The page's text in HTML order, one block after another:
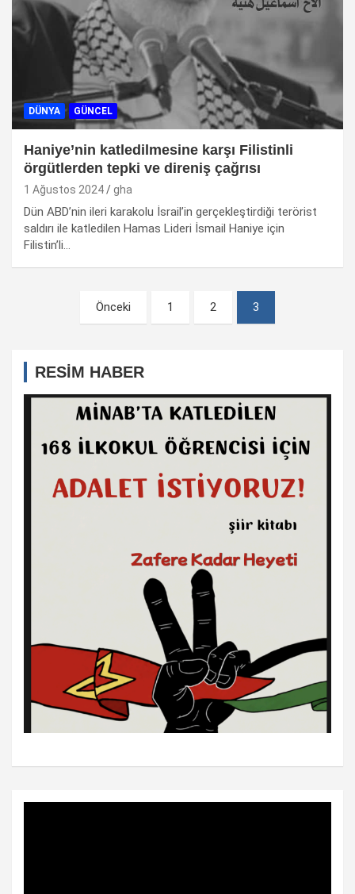
DÜNYA GÜNCEL
Haniye’nin katledilmesine karşı Filistinli
örgütlerden tepki ve direniş çağrısı
1 Ağustos 2024 gha
Dün ABD’nin ileri karakolu İsrail’in gerçekleştirdiği terörist
saldırı ile katledilen Hamas Lideri İsmail Haniye için
Filistin’li…
dolaşımı
Önceki 1 2 3
RESİM HABER